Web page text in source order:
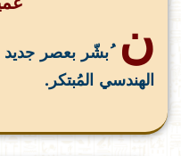
ن
ُبشّر بعصر جديد
الهندسي المُبتكر.